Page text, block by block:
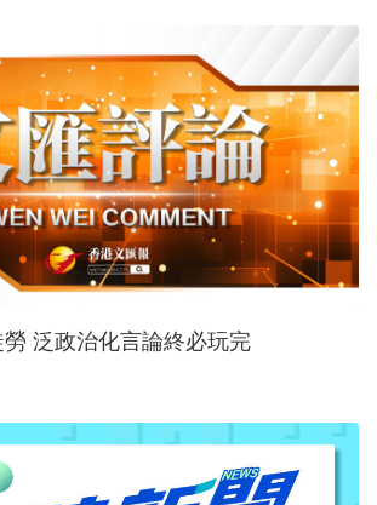
羅奇唱衰注定徒勞 泛政治化言論終必玩完